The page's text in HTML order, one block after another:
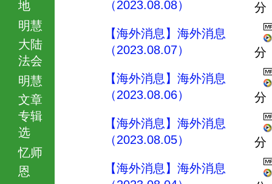
地
明慧
大陆
法会
明慧
文章
专辑
选
忆师
恩
（2023.08.08）
分
【海外消息】海外消息
（2023.08.07）
分
【海外消息】海外消息
（2023.08.06）
分
【海外消息】海外消息
（2023.08.05）
分
【海外消息】海外消息